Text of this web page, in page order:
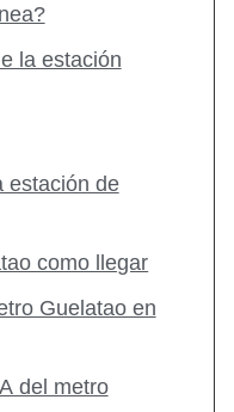
la estación
estación de
como llegar
Guelatao en
del metro